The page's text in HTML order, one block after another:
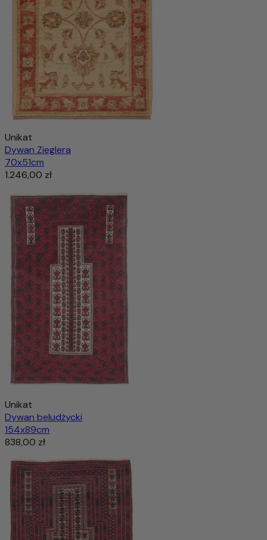
Unikat
Dywan Zieglera
70x51cm
1.246,00 zł
Unikat
Dywan beludżycki
154x89cm
838,00 zł